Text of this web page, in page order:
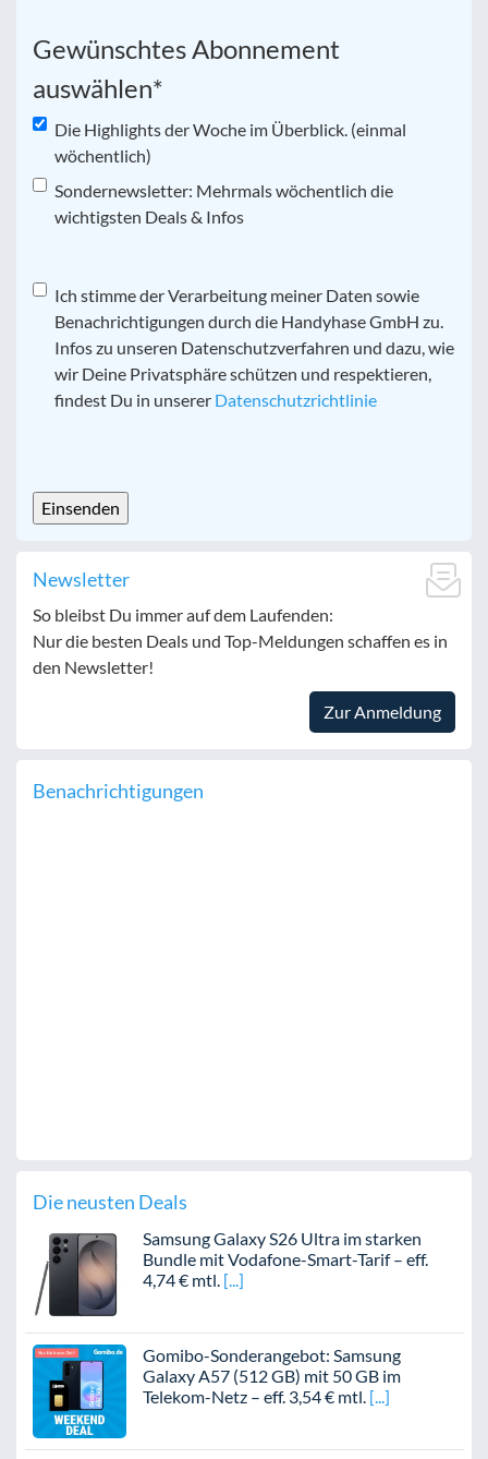
Gewünschtes Abonnement
auswählen*
Die Highlights der Woche im Überblick. (einmal
wöchentlich)
Sondernewsletter: Mehrmals wöchentlich die
wichtigsten Deals & Infos
Datenschutz*
Ich stimme der Verarbeitung meiner Daten sowie
Benachrichtigungen durch die Handyhase GmbH zu.
Infos zu unseren Datenschutzverfahren und dazu, wie
wir Deine Privatsphäre schützen und respektieren,
findest Du in unserer Datenschutzrichtlinie
Newsletter
So bleibst Du immer auf dem Laufenden:
Nur die besten Deals und Top-Meldungen schaffen es in
den Newsletter!
Zur Anmeldung
Benachrichtigungen
Die neusten Deals
Samsung Galaxy S26 Ultra im starken
Bundle mit Vodafone-Smart-Tarif – eff.
4,74 € mtl.
Gomibo-Sonderangebot: Samsung
Galaxy A57 (512 GB) mit 50 GB im
Telekom-Netz – eff. 3,54 € mtl.